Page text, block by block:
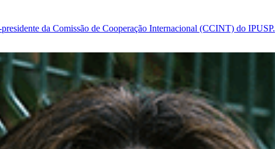
da Comissão de Cooperação Internacional (CCINT) do IPUSP.